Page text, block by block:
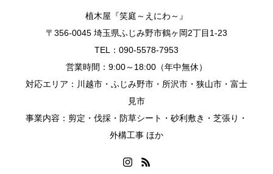
植木屋『笑庭～えにわ～』
〒356-0045 埼玉県ふじみ野市鶴ヶ岡2丁目1-23
TEL：090-5578-7953
営業時間：9:00～18:00（年中無休）
対応エリア：川越市・ふじみ野市・所沢市・狭山市・富士
見市
事業内容：剪定・伐採・防草シート・砂利敷き・芝張り・
外構工事 ほか